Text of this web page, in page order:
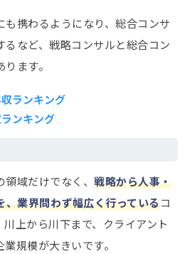
携わるようになり、総合コンサ
など、戦略コンサルと総合コン
ます。
ランキング
ンキング
域だけでなく、 戦略から人事・
業界問わず幅広く行っているコ
上から川下まで、クライアント
規模が大きいです。